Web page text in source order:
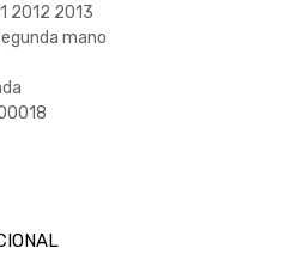
2012 2013
mano